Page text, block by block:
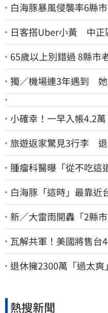
白海豚暴風侵襲率6縣
日客搭Uber小黃 中正
65歲以上別錯過 8縣市
獨／機場連3年遇到
小確幸！一早入帳4.2
旅遊返家驚見3行李
腫瘤科醫曝「從不吃這
白海豚「這時」最靠近
新／大雷雨開轟「2縣
瓦解共軍！美國將售台
戰力曝
退休擁2300萬「過太
熱搜新聞